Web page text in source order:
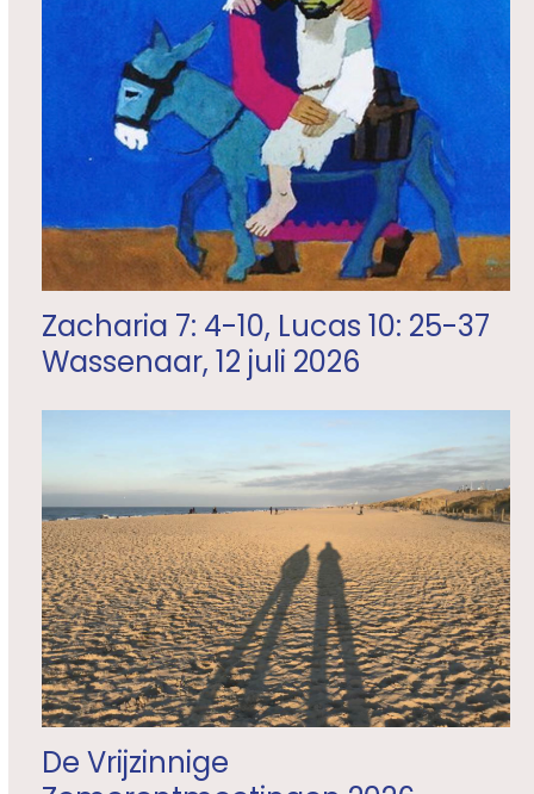
Zacharia 7: 4-10, Lucas 10: 25-37
Wassenaar, 12 juli 2026
De Vrijzinnige